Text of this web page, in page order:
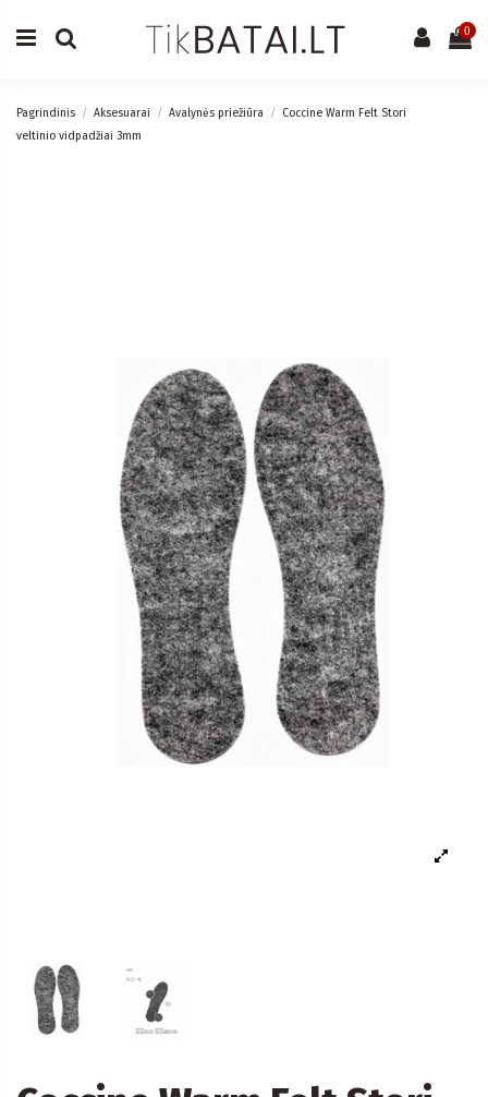
0
Pagrindinis Aksesuarai Avalynės priežiūra
Coccine Warm Felt Stori
veltinio vidpadžiai 3mm